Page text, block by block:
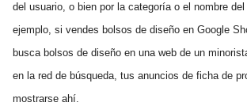
del usuario, o bien por la categoría o el nombre del
ejemplo, si vendes bolsos de diseño en Google
busca bolsos de diseño en una web de un
en la red de búsqueda, tus anuncios de ficha de
mostrarse ahí.